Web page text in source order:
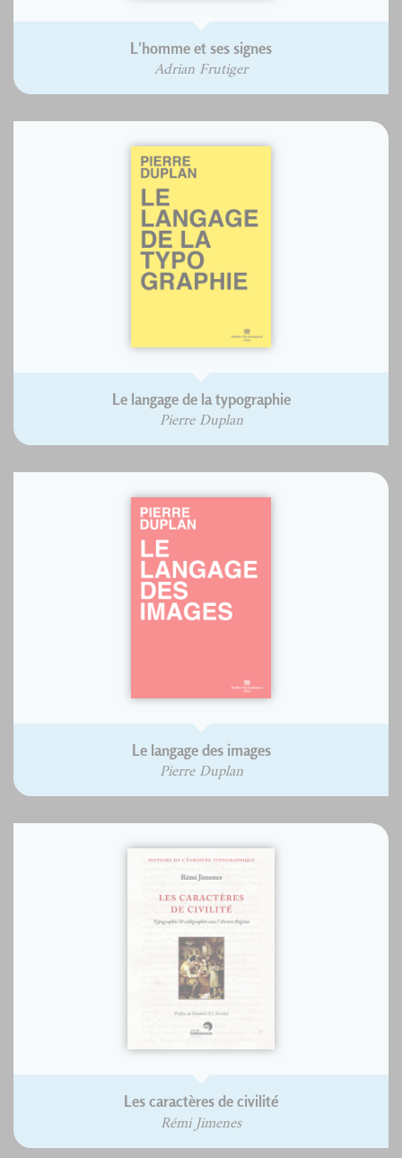
L'homme et ses signes
Adrian Frutiger
Le langage de la typographie
Pierre Duplan
Le langage des images
Pierre Duplan
Les caractères de civilité
Rémi Jimenes